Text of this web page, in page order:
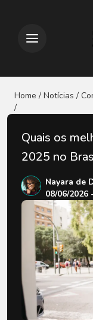
Home / Notícias /
/
Quais os
2025 no
Nayara de
08/06/2026